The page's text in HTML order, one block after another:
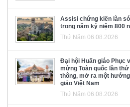
Assisi chứng kiến làn
trong năm kỷ niệm 800
Thứ Năm 06.08.2026
Đại hội Huấn giáo Phục
mừng Toàn quốc lần
thông, mở ra một
giáo Việt Nam
Thứ Năm 06.08.2026